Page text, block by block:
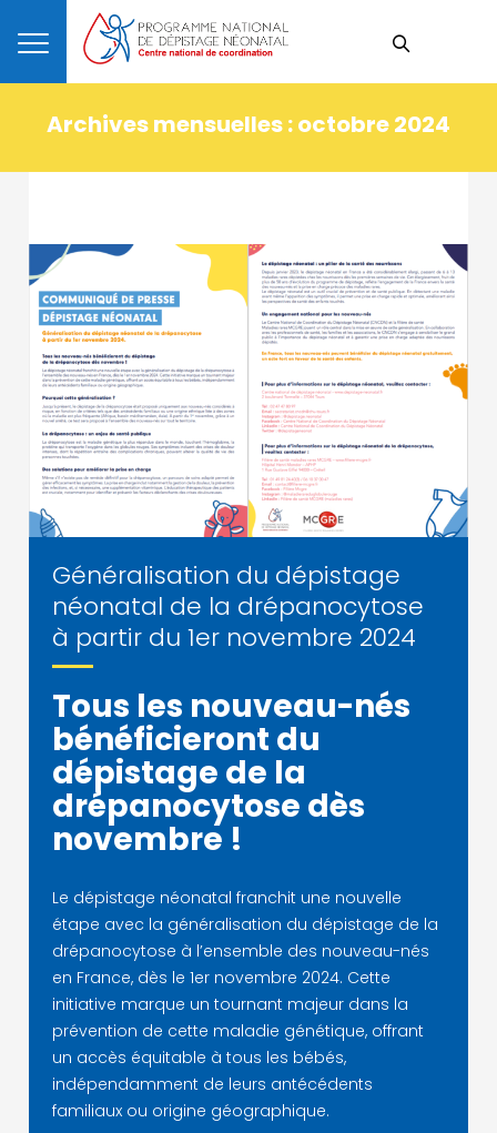
Archives mensuelles :octobre 2024
Généralisation du dépistage
néonatal de la drépanocytose
à partir du 1er novembre 2024
Tous les nouveau-nés
bénéficieront du
dépistage de la
drépanocytose dès
novembre !
Le dépistage néonatal franchit une nouvelle
étape avec la généralisation du dépistage de la
drépanocytose à l’ensemble des nouveau-nés
en France, dès le 1er novembre 2024. Cette
initiative marque un tournant majeur dans la
prévention de cette maladie génétique, offrant
un accès équitable à tous les bébés,
indépendamment de leurs antécédents
familiaux ou origine géographique.